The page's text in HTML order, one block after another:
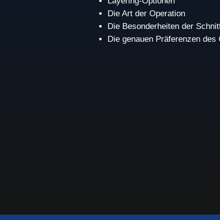
Die Art der Operation
Die Besonderheiten der
Die genauen Präferenzen des